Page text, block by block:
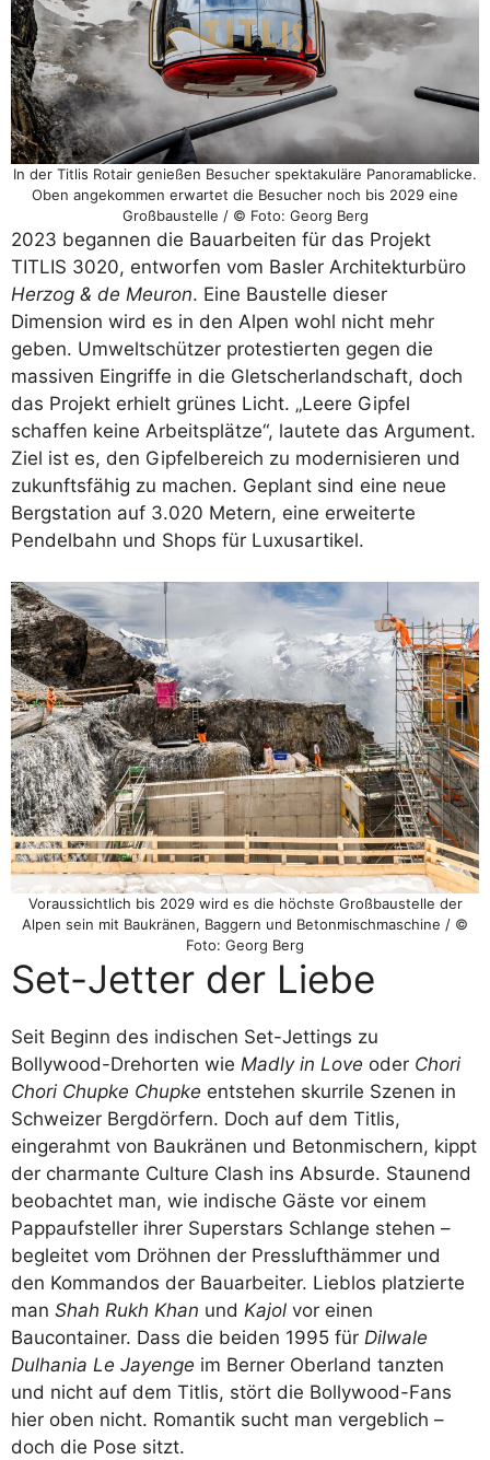
In der Titlis Rotair genießen Besucher spektakuläre Panoramablicke.
Oben angekommen erwartet die Besucher noch bis 2029 eine
Großbaustelle / © Foto: Georg Berg
2023 begannen die Bauarbeiten für das Projekt
TITLIS 3020, entworfen vom Basler Architekturbüro
Herzog & de Meuron. Eine Baustelle dieser
Dimension wird es in den Alpen wohl nicht mehr
geben. Umweltschützer protestierten gegen die
massiven Eingriffe in die Gletscherlandschaft, doch
das Projekt erhielt grünes Licht. „Leere Gipfel
schaffen keine Arbeitsplätze“, lautete das Argument.
Ziel ist es, den Gipfelbereich zu modernisieren und
zukunftsfähig zu machen. Geplant sind eine neue
Bergstation auf 3.020 Metern, eine erweiterte
Pendelbahn und Shops für Luxusartikel.
Voraussichtlich bis 2029 wird es die höchste Großbaustelle der
Alpen sein mit Baukränen, Baggern und Betonmischmaschine / ©
Foto: Georg Berg
Set-Jetter der Liebe
Seit Beginn des indischen Set-Jettings zu
Bollywood-Drehorten wie Madly in Love oder Chori
Chori Chupke Chupke entstehen skurrile Szenen in
Schweizer Bergdörfern. Doch auf dem Titlis,
eingerahmt von Baukränen und Betonmischern, kippt
der charmante Culture Clash ins Absurde. Staunend
beobachtet man, wie indische Gäste vor einem
Pappaufsteller ihrer Superstars Schlange stehen –
begleitet vom Dröhnen der Presslufthämmer und
den Kommandos der Bauarbeiter. Lieblos platzierte
man Shah Rukh Khan und Kajol vor einen
Baucontainer. Dass die beiden 1995 für Dilwale
Dulhania Le Jayenge im Berner Oberland tanzten
und nicht auf dem Titlis, stört die Bollywood-Fans
hier oben nicht. Romantik sucht man vergeblich –
doch die Pose sitzt.